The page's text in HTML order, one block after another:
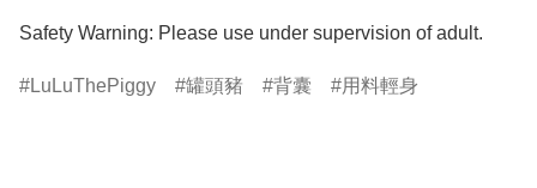
Safety Warning: Please use under supervision of adult.
LuLuThePiggy 罐頭豬 背囊 用料輕身